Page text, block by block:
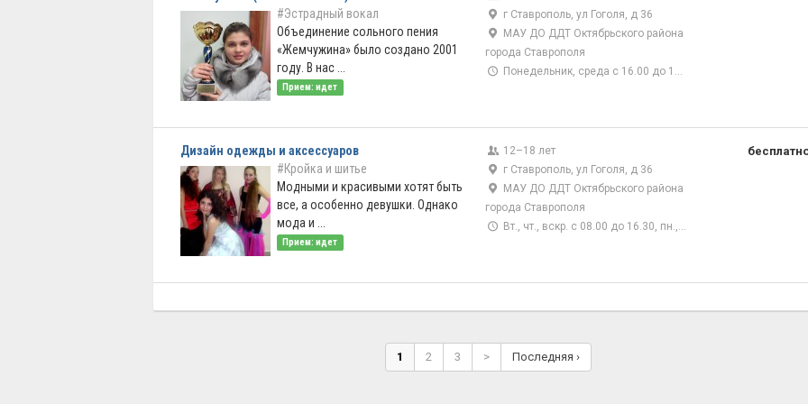
#Эстрадный вокал
Объединение сольного пения
«Жемчужина» было создано 2001
году. В нас ...
Прием: идет
г Ставрополь, ул Гоголя, д 36
МАУ ДО ДДТ Октябрьского района
города Ставрополя
Понедельник, среда с 16.00 до 19.55
Дизайн одежды и аксессуаров
#Кройка и шитье
Модными и красивыми хотят быть
все, а особенно девушки. Однако
мода и ...
Прием: идет
12–18 лет
г Ставрополь, ул Гоголя, д 36
МАУ ДО ДДТ Октябрьского района
города Ставрополя
Вт., чт., вскр. с 08.00 до 16.30, пн., пт. с 14.00 до 17.30
1 2 3 > Последняя ›